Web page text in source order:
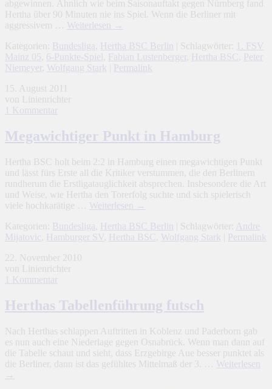
abgewinnen. Ähnlich wie beim Saisonauftakt gegen Nürnberg fand
Hertha über 90 Minuten nie ins Spiel. Wenn die Berliner mit
aggressivem … Weiterlesen
→
Kategorien:
Bundesliga Hertha BSC Berlin | Schlagwörter:
1. FSV
Mainz 05 6-Punkte-Spiel Fabian Lustenberger Hertha BSC
Peter
Niemeyer
Wolfgang Stark
Permalink
15. August 2011
von Linienrichter
1 Kommentar
Megawichtiger Punkt in Hamburg
Hertha BSC holt beim 2:2 in Hamburg einen megawichtigen Punkt
und lässt fürs Erste all die Kritiker verstummen, die den Berlinern
rundherum die Erstligatauglichkeit absprechen. Insbesondere die Art
und Weise, wie Hertha den Torerfolg suchte und sich spielerisch
viele hochkarätige … Weiterlesen
→
Kategorien:
Bundesliga Hertha BSC Berlin | Schlagwörter:
Andre
Mijatovic
Hamburger SV Hertha BSC Wolfgang Stark
Permalink
22. November 2010
von Linienrichter
1 Kommentar
Herthas Tabellenführung futsch
Nach Herthas schlappen Auftritten in Koblenz und Paderborn gab
es nun auch eine Niederlage gegen Osnabrück. Wenn man dann auf
die Tabelle schaut und sieht, dass Erzgebirge Aue besser punktet als
die Berliner, dann ist das gefühltes Mittelmaß der 3. … Weiterlesen
→